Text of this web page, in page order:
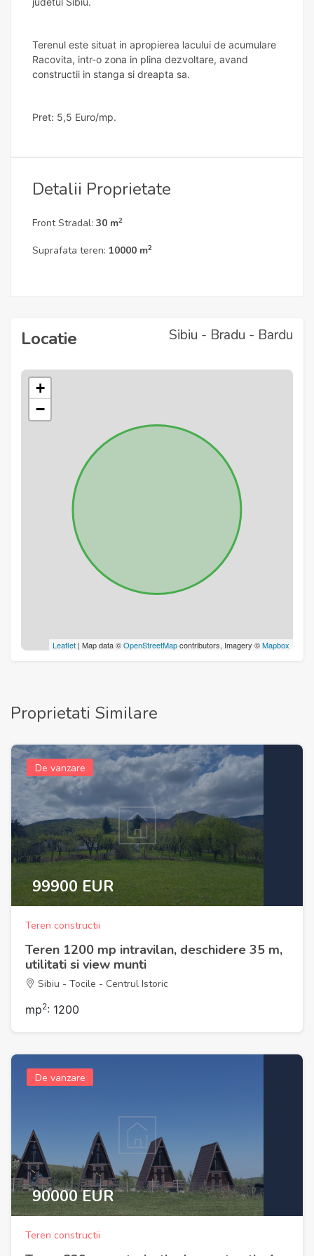
Terenul este situat in apropierea lacului de acumulare
Racovita, intr-o zona in plina dezvoltare, avand
constructii in stanga si dreapta sa.
Pret: 5,5 Euro/mp.
Detalii Proprietate
Front Stradal: 30 m2
Suprafata teren: 10000 m2
Locatie Sibiu - Bradu - Bardu
+
−
Leaflet | Map data ©OpenStreetMapcontributors, Imagery ©Mapbox
Proprietati Similare
De vanzare
99900 EUR
Teren constructii
Teren 1200 mp intravilan, deschidere 35 m,
utilitati si view munti
Sibiu - Tocile - Centrul Istoric
mp2: 1200
De vanzare
90000 EUR
Teren constructii